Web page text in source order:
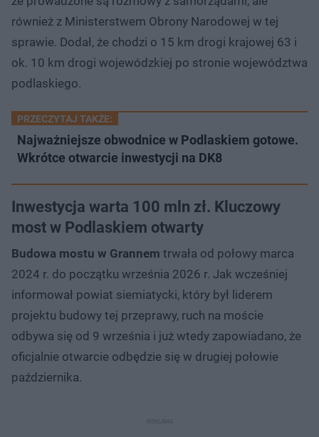
również z Ministerstwem Obrony Narodowej w tej
sprawie. Dodał, że chodzi o 15 km drogi krajowej 63 i
ok. 10 km drogi wojewódzkiej po stronie województwa
podlaskiego.
PRZECZYTAJ TAKŻE:
Najważniejsze obwodnice w Podlaskiem gotowe.
Wkrótce otwarcie inwestycji na DK8
Inwestycja warta 100 mln zł. Kluczowy
most w Podlaskiem otwarty
Budowa mostu w Grannem trwała od połowy marca
2024 r. do początku września 2026 r. Jak wcześniej
informował powiat siemiatycki, który był liderem
projektu budowy tej przeprawy, ruch na moście
odbywa się od 9 września i już wtedy zapowiadano, że
oficjalnie otwarcie odbędzie się w drugiej połowie
października.